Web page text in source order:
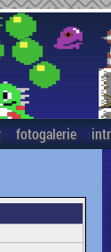
fotogalerie